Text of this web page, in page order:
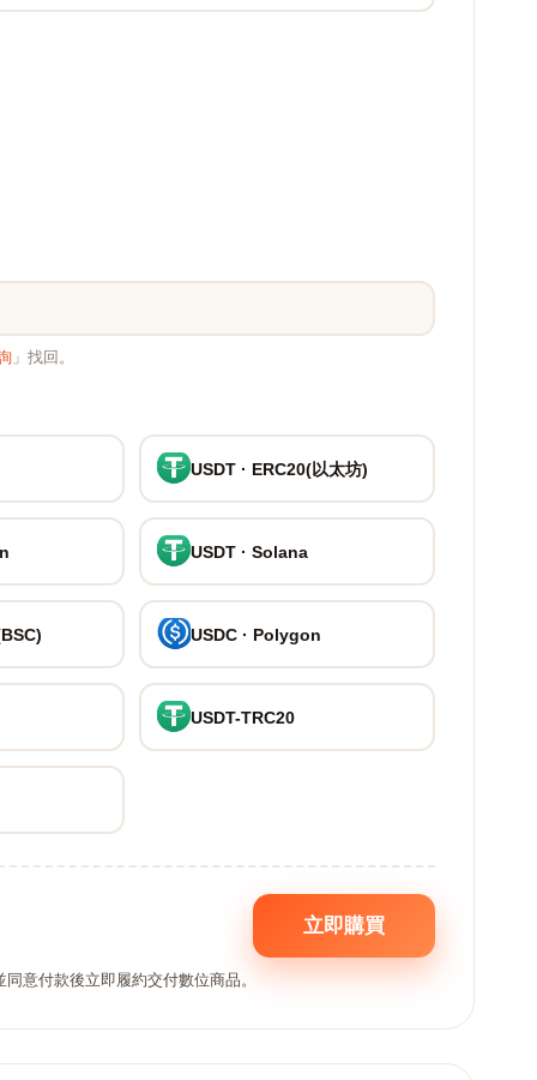
」找回。
USDT · ERC20(以太坊)
USDT · Solana
USDC · Polygon
USDT-TRC20
立即購買
同意付款後立即履約交付數位商品。